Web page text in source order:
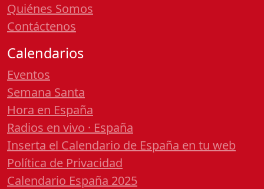
Quiénes Somos
Contáctenos
Calendarios
Eventos
Semana Santa
Hora en España
Radios en vivo · España
Inserta el Calendario de España en tu web
Política de Privacidad
Calendario España 2025